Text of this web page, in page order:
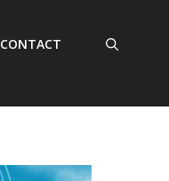
CONTACT